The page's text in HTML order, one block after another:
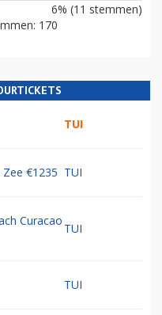
6% (11 stemmen)
170
TUI
€1235 TUI
Curacao
TUI
TUI